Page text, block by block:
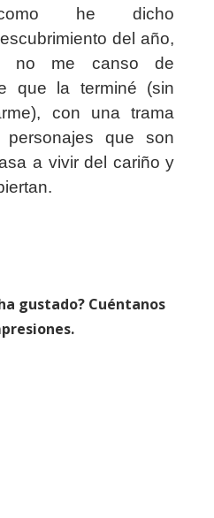
como he dicho
del año,
no me canso de
que la terminé (sin
con una trama
que son
a vivir del cariño y
gustado? Cuéntanos